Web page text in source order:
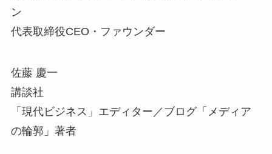
ン
代表取締役CEO・ファウンダー
佐藤 慶一
講談社
「現代ビジネス」エディター／ブログ「メディア
の輪郭」著者